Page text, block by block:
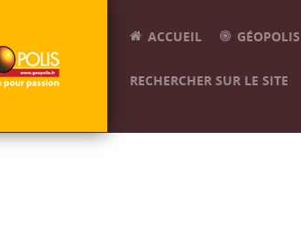
ACCUEIL GÉOPOLIS
RECHERCHER SUR LE SITE